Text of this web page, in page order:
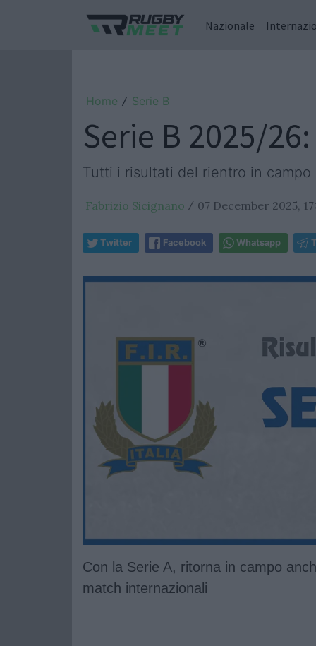
Nazionale
Home / Serie B
Serie B 2025/
Tutti i risultati del rientro in campo
Fabrizio Sicignano / 07 December 2025,
Twitter Facebook Whatsapp
Con la Serie A, ritorna in campo
match internazionali